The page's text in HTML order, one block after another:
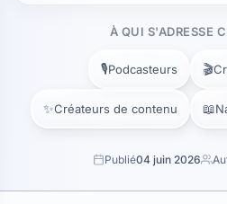
À QUI S'ADRESSE
🎙️Podcasteurs 🎬
✨Créateurs de contenu 📖
Publié04 juin 2026